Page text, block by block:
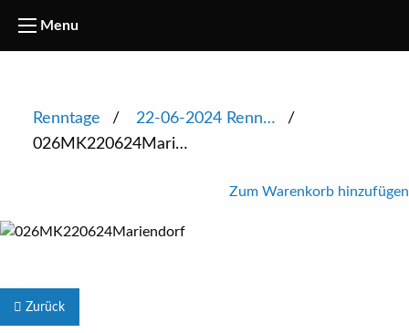
Menu
Renntage
22-06-2024 Renn…
026MK220624Mari…
Zum Warenkorb hinzufügen
Zurück